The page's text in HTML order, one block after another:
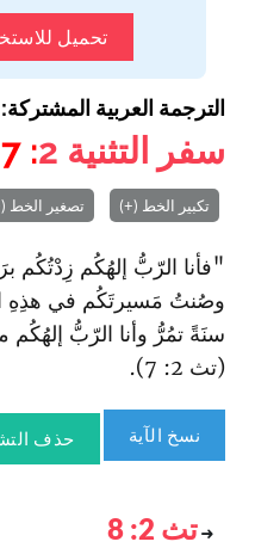
تحميل
الترجمة العربية المشتركة:
سفر التثنية 2
: 7
تكبير الخط (+) تصغير الخط
"فأنا الرّبُّ إلهُكُم زِدْتُكُم
وصُنتُ مَسيرتَكُم في هذِهِ
سنَةً تمُرُّ وأنا الرّبُّ
(تث 2: 7).
نسخ الآية حذف
تث 2: 8